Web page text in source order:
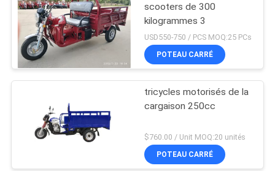
scooters de 300
kilogrammes 3
USD550-750 / PCS MOQ:25 PCs
POTEAU CARRÉ
tricycles motorisés de la
cargaison 250cc
$760.00 / Unit MOQ:20 unités
POTEAU CARRÉ